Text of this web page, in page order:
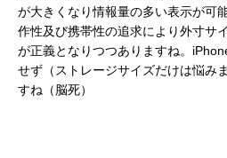
が大きくなり情報量の多い表示が可
作性及び携帯性の追求により外寸サ
が正義となりつつありますね。
せず（ストレージサイズだけは悩み
すね（脳死）